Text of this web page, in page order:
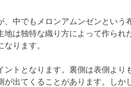
、中でもメロンアムンゼンという
地は独特な織り方によって作られ
ります。
ントとなります。裏側は表側より
が出てくることがあります。しか